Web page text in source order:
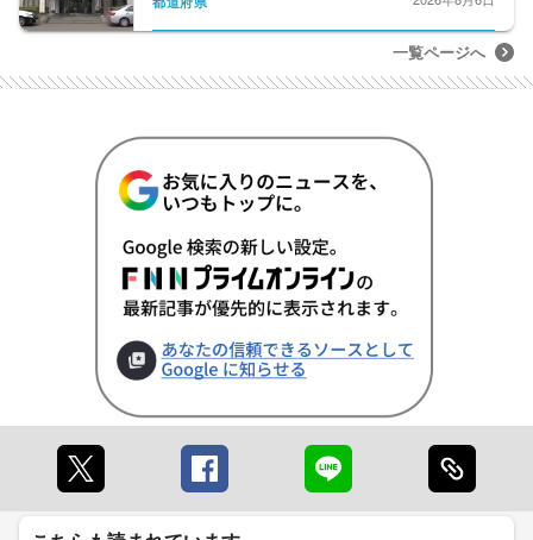
一覧ページへ